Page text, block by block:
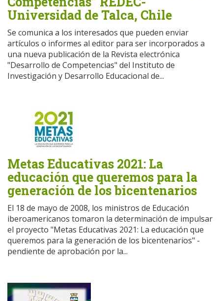
Universidad de Talca, Chile
Se comunica a los interesados que pueden enviar
artículos o informes al editor para ser incorporados a
una nueva publicación de la Revista electrónica
"Desarrollo de Competencias" del Instituto de
Investigación y Desarrollo Educacional de...
Metas Educativas 2021: La
educación que queremos para la
generación de los bicentenarios
El 18 de mayo de 2008, los ministros de Educación
iberoamericanos tomaron la determinación de impulsar
el proyecto "Metas Educativas 2021: La educación que
queremos para la generación de los bicentenarios" -
pendiente de aprobación por la...